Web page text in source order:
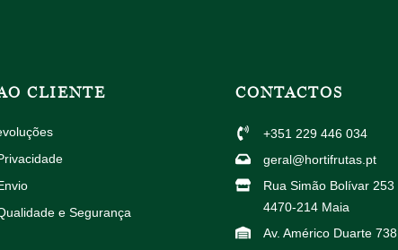
CLIENTE
e Segurança
CONTACTOS
+351 229 446 034
geral@hortifrutas.pt
Rua Simão Bolívar 253
4470-214 Maia
Av. Américo Duarte 738